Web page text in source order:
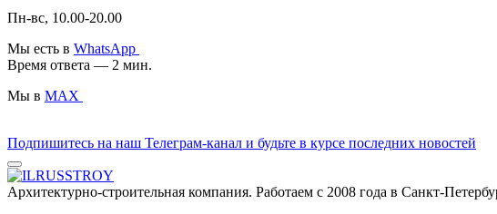
Пн-вс, 10.00-20.00
Мы есть в WhatsApp
Время ответа — 2 мин.
Мы в MAX
Подпишитесь на наш Телеграм-канал и будьте в курсе последних новостей
Архитектурно-строительная компания. Работаем с 2008 года в Санкт-